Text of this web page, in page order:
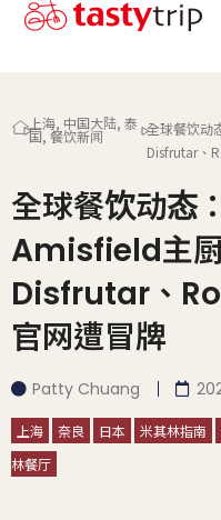
上海, 中国大陆,泰
国,餐饮新闻
全球餐饮动
Disfrutar、
全球餐饮动态
Amisfield主厨
Disfrutar、
官网遭冒牌
Patty Chuang
上海 奈良 日本 米其林指南
林餐厅